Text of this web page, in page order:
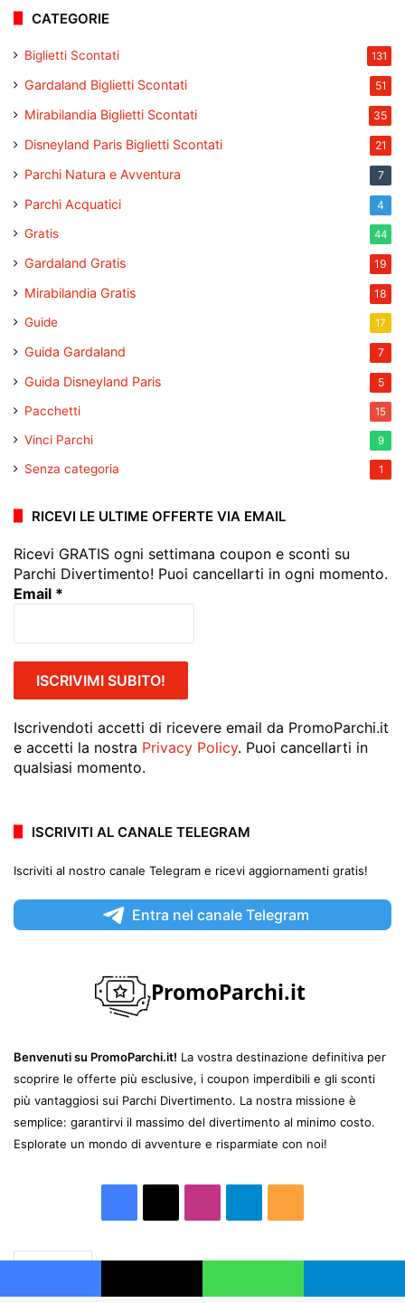
CATEGORIE
Biglietti Scontati 131
Gardaland Biglietti Scontati 51
Mirabilandia Biglietti Scontati 35
Disneyland Paris Biglietti Scontati 21
Parchi Natura e Avventura 7
Parchi Acquatici 4
Gratis 44
Gardaland Gratis 19
Mirabilandia Gratis 18
Guide 17
Guida Gardaland 7
Guida Disneyland Paris 5
Pacchetti 15
Vinci Parchi 9
Senza categoria 1
RICEVI LE ULTIME OFFERTE VIA EMAIL
Ricevi GRATIS ogni settimana coupon e sconti su
Parchi Divertimento! Puoi cancellarti in ogni momento.
Email *
Iscrivendoti accetti di ricevere email da PromoParchi.it
e accetti la nostra Privacy Policy. Puoi cancellarti in
qualsiasi momento.
ISCRIVITI AL CANALE TELEGRAM
Iscriviti al nostro canale Telegram e ricevi aggiornamenti gratis!
Entra nel canale Telegram
Benvenuti su PromoParchi.it! La vostra destinazione definitiva per
scoprire le offerte più esclusive, i coupon imperdibili e gli sconti
più vantaggiosi sui Parchi Divertimento. La nostra missione è
semplice: garantirvi il massimo del divertimento al minimo costo.
Esplorate un mondo di avventure e risparmiate con noi!
Scegli
lingua
Facebook X WhatsApp Telegram